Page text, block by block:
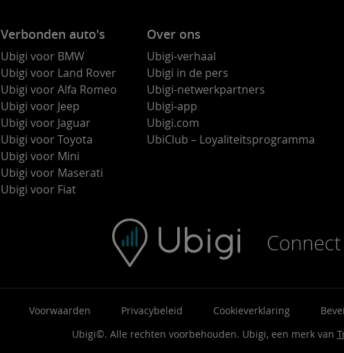
Verbonden auto's
Ubigi voor BMW
Ubigi voor Land Rover
Ubigi voor Alfa Romeo
Ubigi voor Jeep
Ubigi voor Jaguar
Ubigi voor Toyota
Ubigi voor Mini
Ubigi voor Maserati
Ubigi voor Fiat
Over ons
Ubigi-verhaal
Ubigi in de pers
Ubigi-netwerkpartners
Ubigi-app
Ubigi.com
UbiClub – Loyaliteitsprogramma
Voorwaarden Privacybeleid Cookieverklaring
Ubigi©. Alle rechten voorbehouden. Ubigi, een merk van